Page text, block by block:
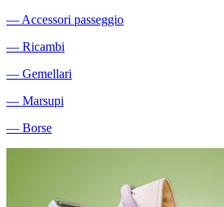
― Accessori passeggio
― Ricambi
― Gemellari
― Marsupi
― Borse